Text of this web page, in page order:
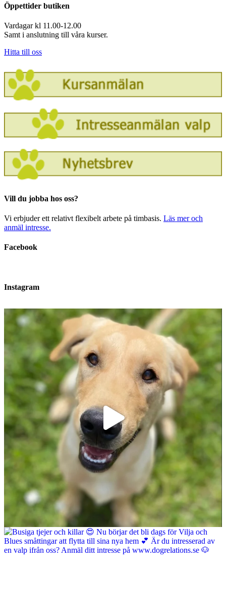
Öppettider butiken
Vardagar kl 11.00-12.00
Samt i anslutning till våra kurser.
Hitta till oss
Vill du jobba hos oss?
Vi erbjuder ett relativt flexibelt arbete på timbasis. Läs mer och
anmäl intresse.
Facebook
Instagram